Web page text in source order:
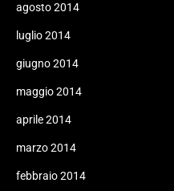
agosto 2014
luglio 2014
giugno 2014
maggio 2014
aprile 2014
marzo 2014
febbraio 2014